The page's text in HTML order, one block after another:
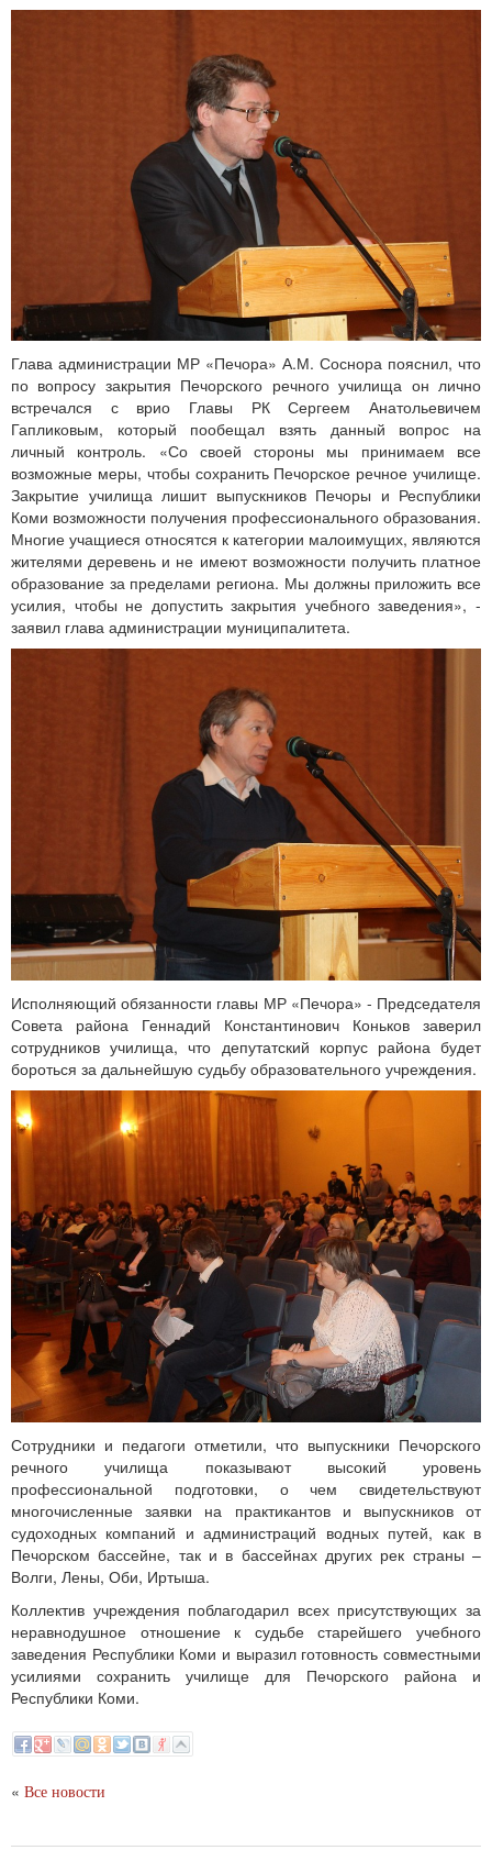
Глава администрации МР «Печора» А.М. Соснора пояснил, что
по вопросу закрытия Печорского речного училища он лично
встречался с врио Главы РК Сергеем Анатольевичем
Гапликовым, который пообещал взять данный вопрос на
личный контроль. «Со своей стороны мы принимаем все
возможные меры, чтобы сохранить Печорское речное училище.
Закрытие училища лишит выпускников Печоры и Республики
Коми возможности получения профессионального образования.
Многие учащиеся относятся к категории малоимущих, являются
жителями деревень и не имеют возможности получить платное
образование за пределами региона. Мы должны приложить все
усилия, чтобы не допустить закрытия учебного заведения», -
заявил глава администрации муниципалитета.
Исполняющий обязанности главы МР «Печора» - Председателя
Совета района Геннадий Константинович Коньков заверил
сотрудников училища, что депутатский корпус района будет
бороться за дальнейшую судьбу образовательного учреждения.
Сотрудники и педагоги отметили, что выпускники Печорского
речного училища показывают высокий уровень
профессиональной подготовки, о чем свидетельствуют
многочисленные заявки на практикантов и выпускников от
судоходных компаний и администраций водных путей, как в
Печорском бассейне, так и в бассейнах других рек страны –
Волги, Лены, Оби, Иртыша.
Коллектив учреждения поблагодарил всех присутствующих за
неравнодушное отношение к судьбе старейшего учебного
заведения Республики Коми и выразил готовность совместными
усилиями сохранить училище для Печорского района и
Республики Коми.
« Все новости